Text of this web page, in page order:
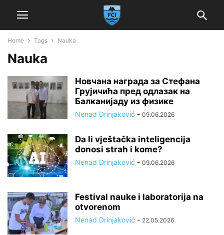
Home Tags Nauka
Nauka
Новчана награда за Стефана
Грујичића пред одлазак на
Балканијаду из физике
Nenad Drinjaković - 09.06.2026
Da li vještačka inteligencija
donosi strah i kome?
Nenad Drinjaković - 09.06.2026
Festival nauke i laboratorija na
otvorenom
Nenad Drinjaković - 22.05.2026